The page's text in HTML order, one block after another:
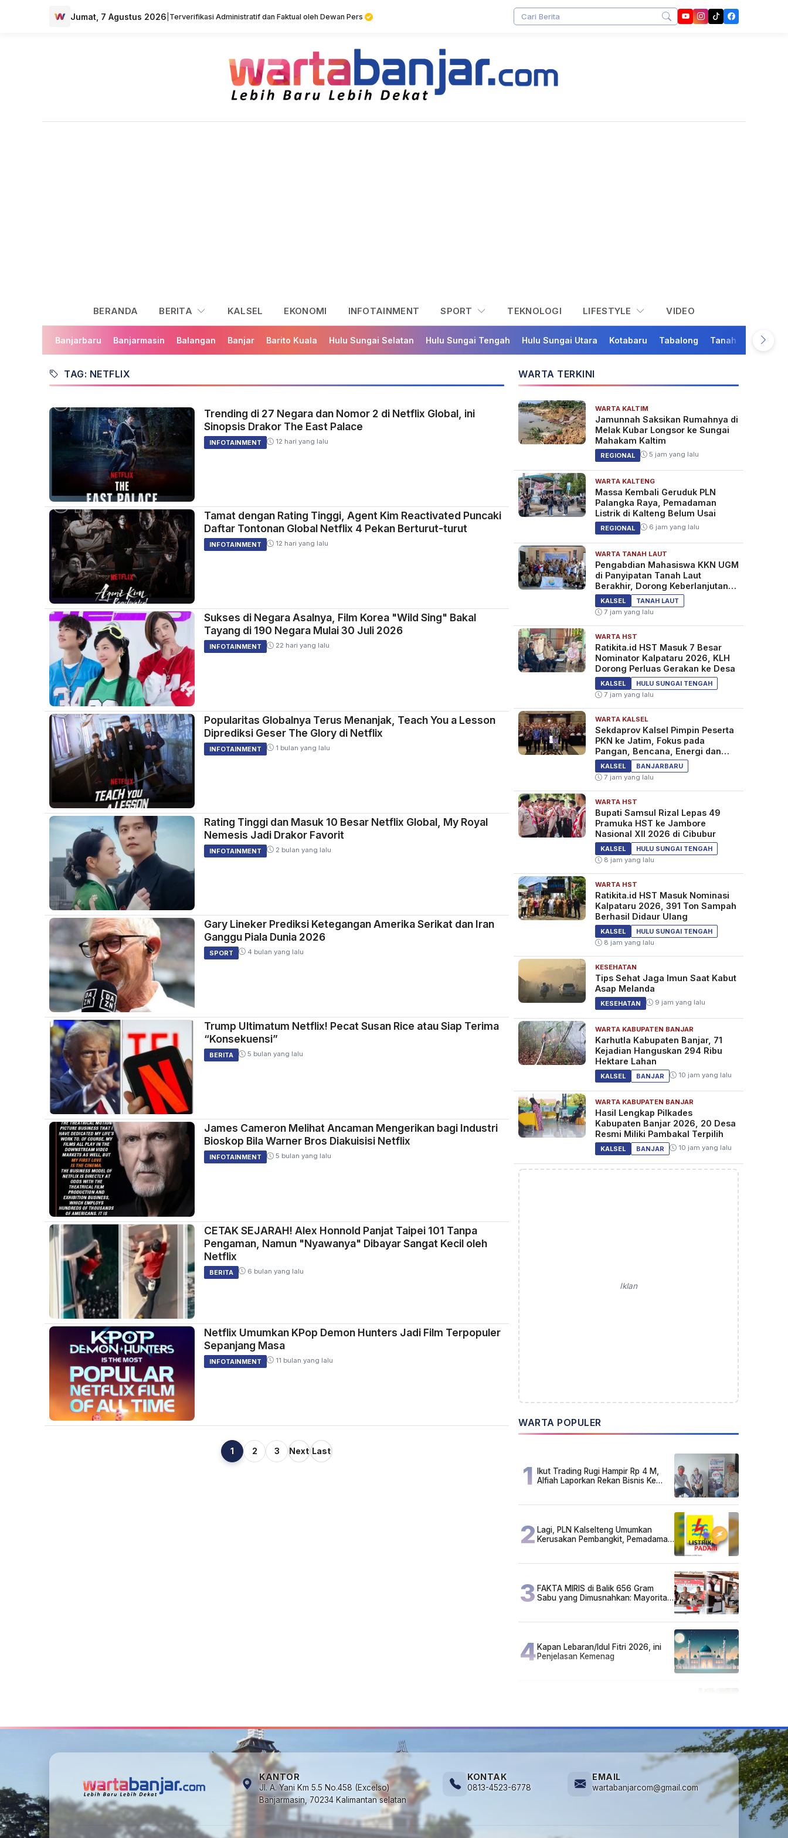
Jumat, 7 Agustus 2026 Terverifikasi Administratif dan Faktual oleh Dewan Pers
BERANDA BERITA KALSEL EKONOMI INFOTAINMENT SPORT TEKNOLOGI LIFESTYLE VIDEO
Banjarbaru Banjarmasin Balangan Banjar Barito Kuala Hulu Sungai Selatan Hulu Sungai Tengah Hulu Sungai Utara Kotabaru Tabalong Tanah Bumbu
TAG: NETFLIX
Trending di 27 Negara dan Nomor 2 di Netflix Global, ini
Sinopsis Drakor The East Palace
INFOTAINMENT 12 hari yang lalu
Tamat dengan Rating Tinggi, Agent Kim Reactivated Puncaki
Daftar Tontonan Global Netflix 4 Pekan Berturut-turut
INFOTAINMENT 12 hari yang lalu
Sukses di Negara Asalnya, Film Korea "Wild Sing" Bakal
Tayang di 190 Negara Mulai 30 Juli 2026
INFOTAINMENT 22 hari yang lalu
Popularitas Globalnya Terus Menanjak, Teach You a Lesson
Diprediksi Geser The Glory di Netflix
INFOTAINMENT 1 bulan yang lalu
Rating Tinggi dan Masuk 10 Besar Netflix Global, My Royal
Nemesis Jadi Drakor Favorit
INFOTAINMENT 2 bulan yang lalu
Gary Lineker Prediksi Ketegangan Amerika Serikat dan Iran
Ganggu Piala Dunia 2026
SPORT 4 bulan yang lalu
Trump Ultimatum Netflix! Pecat Susan Rice atau Siap Terima
“Konsekuensi”
BERITA 5 bulan yang lalu
James Cameron Melihat Ancaman Mengerikan bagi Industri
Bioskop Bila Warner Bros Diakuisisi Netflix
INFOTAINMENT 5 bulan yang lalu
CETAK SEJARAH! Alex Honnold Panjat Taipei 101 Tanpa
Pengaman, Namun "Nyawanya" Dibayar Sangat Kecil oleh
Netflix
BERITA 6 bulan yang lalu
Netflix Umumkan KPop Demon Hunters Jadi Film Terpopuler
Sepanjang Masa
INFOTAINMENT 11 bulan yang lalu
1 2 3 Next Last
WARTA TERKINI
WARTA KALTIM
Jamunnah Saksikan Rumahnya di
Melak Kubar Longsor ke Sungai
Mahakam Kaltim
REGIONAL 5 jam yang lalu
WARTA KALTENG
Massa Kembali Geruduk PLN
Palangka Raya, Pemadaman
Listrik di Kalteng Belum Usai
REGIONAL 6 jam yang lalu
WARTA TANAH LAUT
Pengabdian Mahasiswa KKN UGM
di Panyipatan Tanah Laut
Berakhir, Dorong Keberlanjutan
Program Masyarakat
KALSEL
TANAH LAUT
7 jam yang lalu
WARTA HST
Ratikita.id HST Masuk 7 Besar
Nominator Kalpataru 2026, KLH
Dorong Perluas Gerakan ke Desa
KALSEL
HULU SUNGAI TENGAH
7 jam yang lalu
WARTA KALSEL
Sekdaprov Kalsel Pimpin Peserta
PKN ke Jatim, Fokus pada
Pangan, Bencana, Energi dan
Ekonomi
KALSEL
BANJARBARU
7 jam yang lalu
WARTA HST
Bupati Samsul Rizal Lepas 49
Pramuka HST ke Jambore
Nasional XII 2026 di Cibubur
KALSEL
HULU SUNGAI TENGAH
8 jam yang lalu
WARTA HST
Ratikita.id HST Masuk Nominasi
Kalpataru 2026, 391 Ton Sampah
Berhasil Didaur Ulang
KALSEL
HULU SUNGAI TENGAH
8 jam yang lalu
KESEHATAN
Tips Sehat Jaga Imun Saat Kabut
Asap Melanda
KESEHATAN 9 jam yang lalu
WARTA KABUPATEN BANJAR
Karhutla Kabupaten Banjar, 71
Kejadian Hanguskan 294 Ribu
Hektare Lahan
KALSEL BANJAR 10 jam yang lalu
WARTA KABUPATEN BANJAR
Hasil Lengkap Pilkades
Kabupaten Banjar 2026, 20 Desa
Resmi Miliki Pambakal Terpilih
KALSEL BANJAR 10 jam yang lalu
Iklan
WARTA POPULER
1 Ikut Trading Rugi Hampir Rp 4 M,
Alfiah Laporkan Rekan Bisnis Ke
2 Lagi, PLN Kalselteng Umumkan
Kerusakan Pembangkit, Pemadaman
3 FAKTA MIRIS di Balik 656 Gram
Sabu yang Dimusnahkan: Mayoritas
4Kapan Lebaran/Idul Fitri 2026, ini
Penjelasan Kemenag
KANTOR
Jl. A. Yani Km 5.5 No.458 (Excelso)
Banjarmasin, 70234 Kalimantan selatan
KONTAK
0813-4523-6778
EMAIL
wartabanjarcom@gmail.com